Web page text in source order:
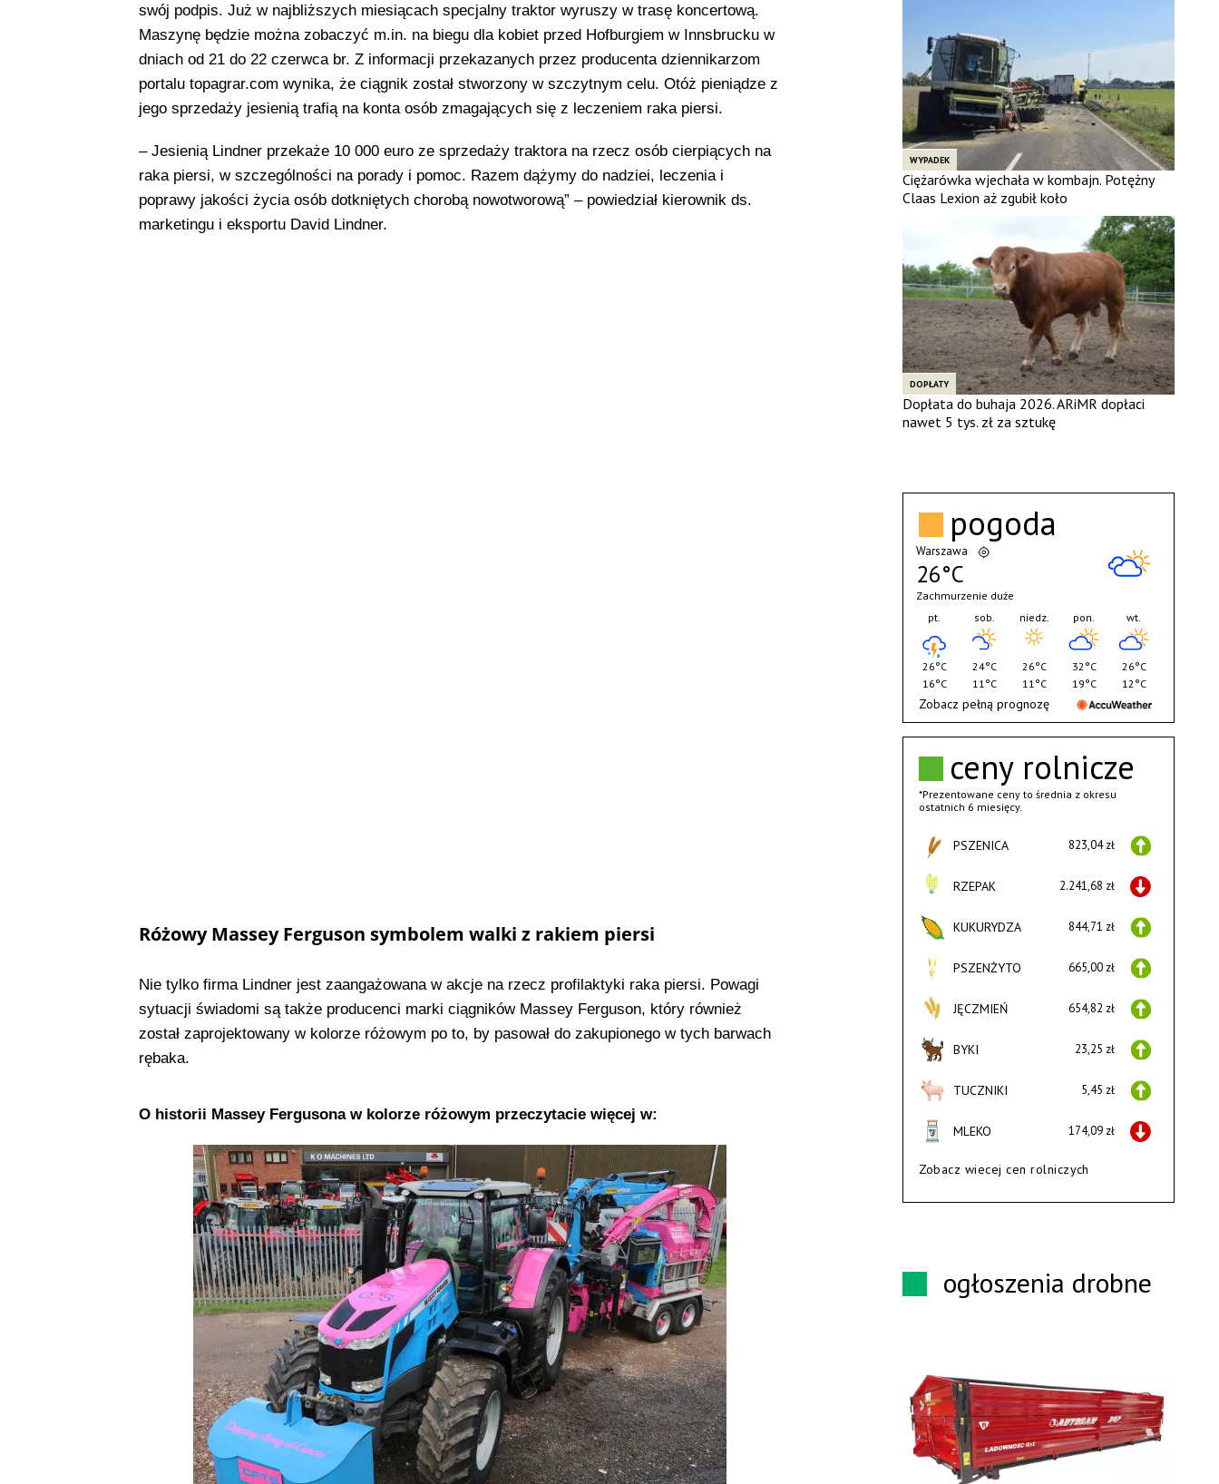
swój podpis. Już w najbliższych miesiącach specjalny traktor wyruszy w trasę koncertową.
Maszynę będzie można zobaczyć m.in. na biegu dla kobiet przed Hofburgiem w Innsbrucku w
dniach od 21 do 22 czerwca br. Z informacji przekazanych przez producenta dziennikarzom
portalu topagrar.com wynika, że ciągnik został stworzony w szczytnym celu. Otóż pieniądze z
jego sprzedaży jesienią trafią na konta osób zmagających się z leczeniem raka piersi.
– Jesienią Lindner przekaże 10 000 euro ze sprzedaży traktora na rzecz osób cierpiących na
raka piersi, w szczególności na porady i pomoc. Razem dążymy do nadziei, leczenia i
poprawy jakości życia osób dotkniętych chorobą nowotworową” – powiedział kierownik ds.
marketingu i eksportu David Lindner.
Różowy Massey Ferguson symbolem walki z rakiem piersi
Nie tylko firma Lindner jest zaangażowana w akcje na rzecz profilaktyki raka piersi. Powagi
sytuacji świadomi są także producenci marki ciągników Massey Ferguson, który również
został zaprojektowany w kolorze różowym po to, by pasował do zakupionego w tych barwach
rębaka.
O historii Massey Fergusona w kolorze różowym przeczytacie więcej w:
WYPADEK
Ciężarówka wjechała w kombajn. Potężny
Claas Lexion aż zgubił koło
DOPŁATY
Dopłata do buhaja 2026. ARiMR dopłaci
nawet 5 tys. zł za sztukę
ceny rolnicze
*Prezentowane ceny to średnia z okresu
ostatnich 6 miesięcy.
PSZENICA 823,04 zł
RZEPAK 2.241,68 zł
KUKURYDZA 844,71 zł
PSZENŻYTO 665,00 zł
JĘCZMIEŃ 654,82 zł
BYKI 23,25 zł
TUCZNIKI 5,45 zł
MLEKO 174,09 zł
Zobacz wiecej cen rolniczych
pogoda
Warszawa
26°C
Zachmurzenie duże
pt.
26°C
16°C
sob.
24°C
11°C
niedz.
26°C
11°C
pon.
32°C
19°C
wt.
26°C
12°C
Zobacz pełną prognozę
ogłoszenia drobne